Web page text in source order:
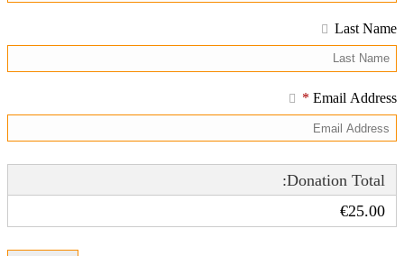
Last Name
Email Address
*
Donation Total:
€25.00